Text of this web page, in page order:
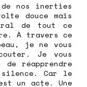
nos inerties
douce mais
de tout ce
À travers ce
je ne vous
Je vous
réapprendre
Car le
un acte. Une